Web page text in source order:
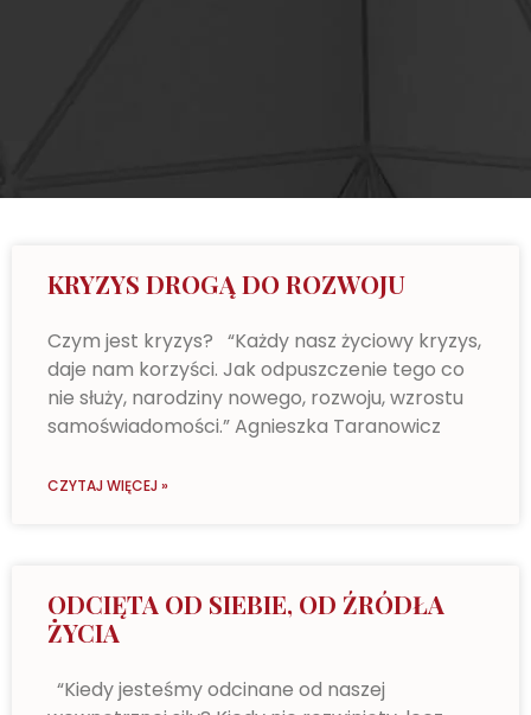
KRYZYS DROGĄ DO ROZWOJU
Czym jest kryzys? “Każdy nasz życiowy kryzys,
daje nam korzyści. Jak odpuszczenie tego co
nie służy, narodziny nowego, rozwoju, wzrostu
samoświadomości.” Agnieszka Taranowicz
CZYTAJ WIĘCEJ »
ODCIĘTA OD SIEBIE, OD ŹRÓDŁA
ŻYCIA
“Kiedy jesteśmy odcinane od naszej